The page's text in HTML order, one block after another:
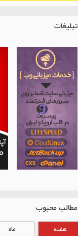
تبلیغات
مطالب محبوب
هفته ماه